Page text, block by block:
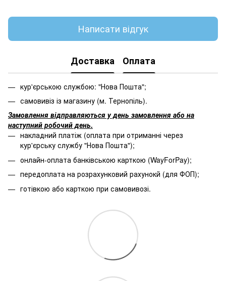
Написати відгук
Доставка Оплата
кур'єрською службою: "Нова Пошта";
самовивіз із магазину (м. Тернопіль).
Замовлення відправляються у день замовлення або на
наступний робочий день.
накладний платіж (оплата при отриманні через
кур'єрську службу "Нова Пошта");
онлайн-оплата банківською карткою (WayForPay);
передоплата на розрахунковий рахунокй (для ФОП);
готівкою або карткою при самовивозі.